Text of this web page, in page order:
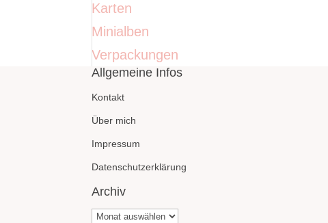
Karten
Minialben
Verpackungen
Allgemeine Infos
Kontakt
Über mich
Impressum
Datenschutzerklärung
Archiv
Archiv